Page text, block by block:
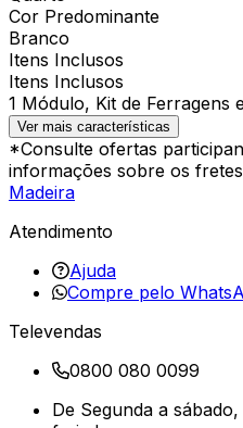
Cor Predominante
Branco
Itens Inclusos
Itens Inclusos
1 Módulo, Kit de Ferragens
Ver mais características
*Consulte ofertas
informações sobre os
Madeira
Atendimento
Ajuda
Compre pelo
Televendas
0800 080 0099
De Segunda a